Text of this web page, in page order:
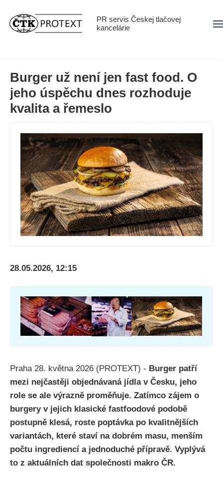
PR servis Českej tlačovej
kancelárie
Burger už není jen fast food. O
jeho úspěchu dnes rozhoduje
kvalita a řemeslo
28.05.2026, 12:15
Praha 28. května 2026 (PROTEXT) - Burger patří
mezi nejčastěji objednávaná jídla v Česku, jeho
role se ale výrazně proměňuje. Zatímco zájem o
burgery v jejich klasické fastfoodové podobě
postupně klesá, roste poptávka po kvalitnějších
variantách, které staví na dobrém masu, menším
počtu ingrediencí a jednoduché přípravě. Vyplývá
to z aktuálních dat společnosti makro ČR.